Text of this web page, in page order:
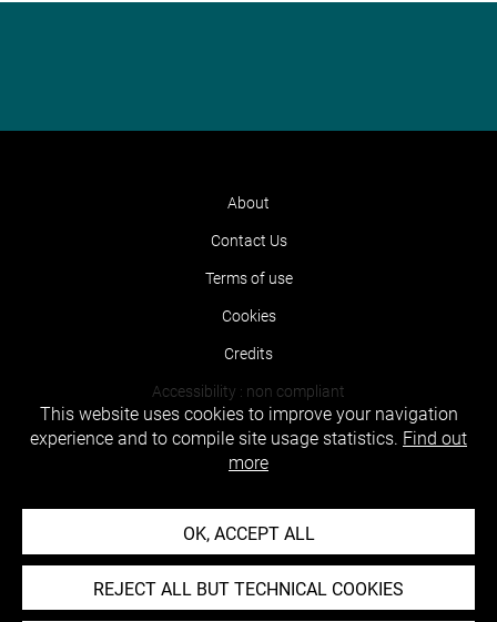
About
Contact Us
Terms of use
Cookies
Credits
Accessibility : non compliant
This website uses cookies to improve your navigation
experience and to compile site usage statistics. Find out
more
OK, ACCEPT ALL
REJECT ALL BUT TECHNICAL COOKIES